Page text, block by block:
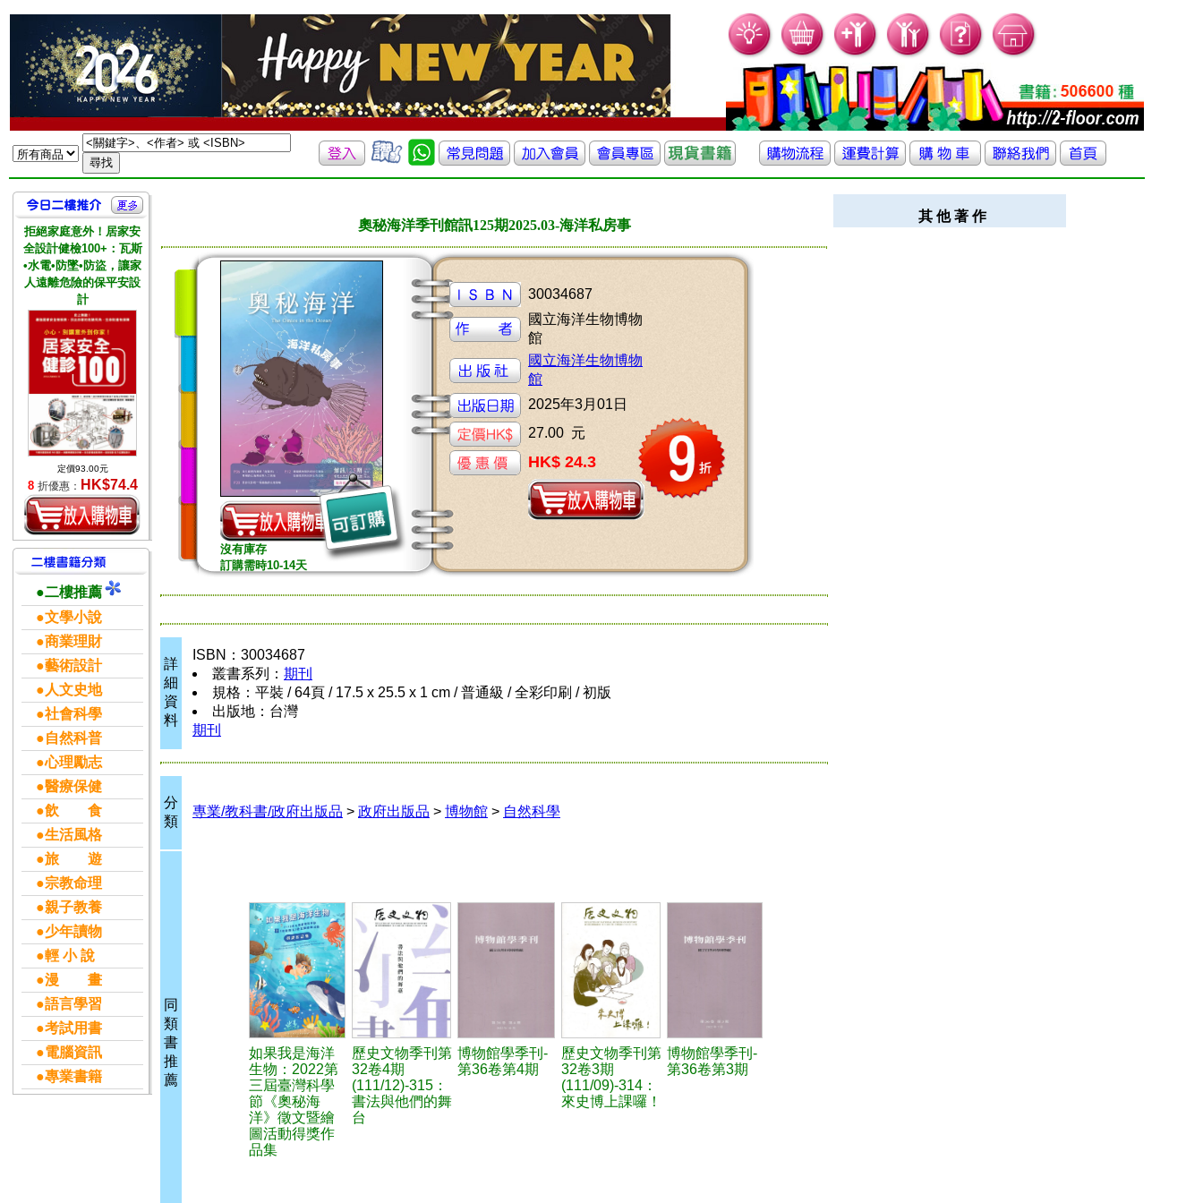
拒絕家庭意外！居家安
全設計健檢100+：瓦斯
•水電•防墜•防盜，讓家
人遠離危險的保平安設
計
定價93.00元
8 折優惠： HK$74.4
●二樓推薦
●文學小說
●商業理財
●藝術設計
●人文史地
●社會科學
●自然科普
●心理勵志
●醫療保健
●飲 食
●生活風格
●旅 遊
●宗教命理
●親子教養
●少年讀物
●輕 小 說
●漫 畫
●語言學習
●考試用書
●電腦資訊
●專業書籍
奧秘海洋季刊館訊125期2025.03-海洋私房事
沒有庫存
訂購需時10-14天
30034687
國立海洋生物博物
館
國立海洋生物博物
館
2025年3月01日
27.00 元
HK$ 24.3
詳
細
資
料
ISBN：30034687
叢書系列： 期刊
規格：平裝 / 64頁 / 17.5 x 25.5 x 1 cm / 普通級 / 全彩印刷 / 初版
出版地：台灣
期刊
分
類
專業/教科書/政府出版品 > 政府出版品 > 博物館 > 自然科學
同
類
書
推
薦
如果我是海洋
生物：2022第
三屆臺灣科學
節《奧秘海
洋》徵文暨繪
圖活動得獎作
品集
歷史文物季刊第
32卷4期
(111/12)-315：
書法與他們的舞
台
博物館學季刊-
第36卷第4期
歷史文物季刊第
32卷3期
(111/09)-314：
來史博上課囉！
博物館學季刊-
第36卷第3期
其 他 著 作